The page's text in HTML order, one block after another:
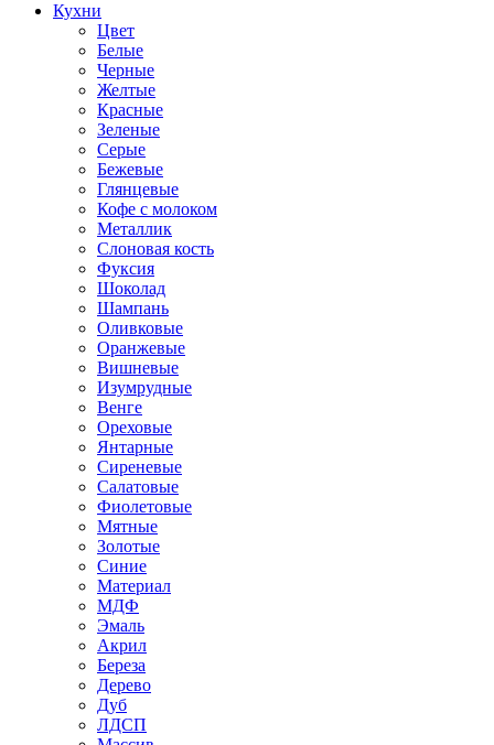
Кухни
Цвет
Белые
Черные
Желтые
Красные
Зеленые
Серые
Бежевые
Глянцевые
Кофе с молоком
Металлик
Слоновая кость
Фуксия
Шоколад
Шампань
Оливковые
Оранжевые
Вишневые
Изумрудные
Венге
Ореховые
Янтарные
Сиреневые
Салатовые
Фиолетовые
Мятные
Золотые
Синие
Материал
МДФ
Эмаль
Акрил
Береза
Дерево
Дуб
ЛДСП